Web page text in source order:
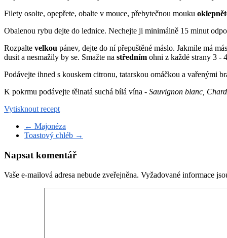
Filety osolte, opepřete, obalte v mouce, přebytečnou mouku
Obalenou rybu dejte do lednice. Nechejte ji minimálně 15 minut
Rozpalte velkou pánev, dejte do ní přepuštěné máslo. Jakmile má
dusit a nesmažily by se. Smažte na středním ohni z každé strany 3 -
Podávejte ihned s kouskem citronu, tatarskou omáčkou a vařenými
K pokrmu podávejte tělnatá suchá bílá vína - Sauvignon blanc,
Vytisknout recept
← Majonéza
Toastový chléb →
Napsat komentář
Vaše e-mailová adresa nebude zveřejněna. Vyžadované informace